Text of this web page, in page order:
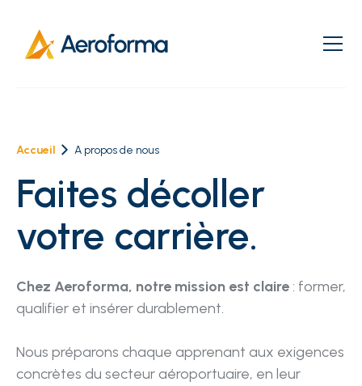
Accueil A propos de nous
Faites décoller
votre carrière.
Chez Aeroforma, notre mission est claire : former,
qualifier et insérer durablement.
Nous préparons chaque apprenant aux exigences
concrètes du secteur aéroportuaire, en leur